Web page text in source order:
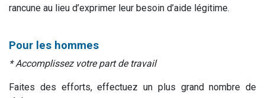
rancune au lieu d’exprimer leur besoin d’aide légitime.
Pour les hommes
* Accomplissez votre part de travail
Faites des efforts, effectuez un plus grand nombre de